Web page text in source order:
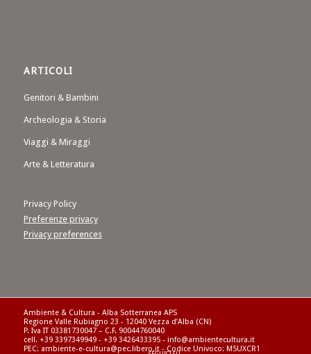
ARTICOLI
Genitori & Bambini
Archeologia & Storia
Viaggi & Miraggi
Arte & Letteratura
Privacy Policy
Preferenze privacy
Privacy preferences
Ambiente & Cultura - Alba Sotterranea APS
Regione Valle Rubiagno 23 - 12040 Vezza d’Alba (CN)
P. Iva IT 03381730047 – C.F. 90044760040
cell. +39 3397349949 - +39 3426433395 - info@ambientecultura.it
PEC: ambiente-e-cultura@pec.libero.it - Codice Univoco: M5UXCR1